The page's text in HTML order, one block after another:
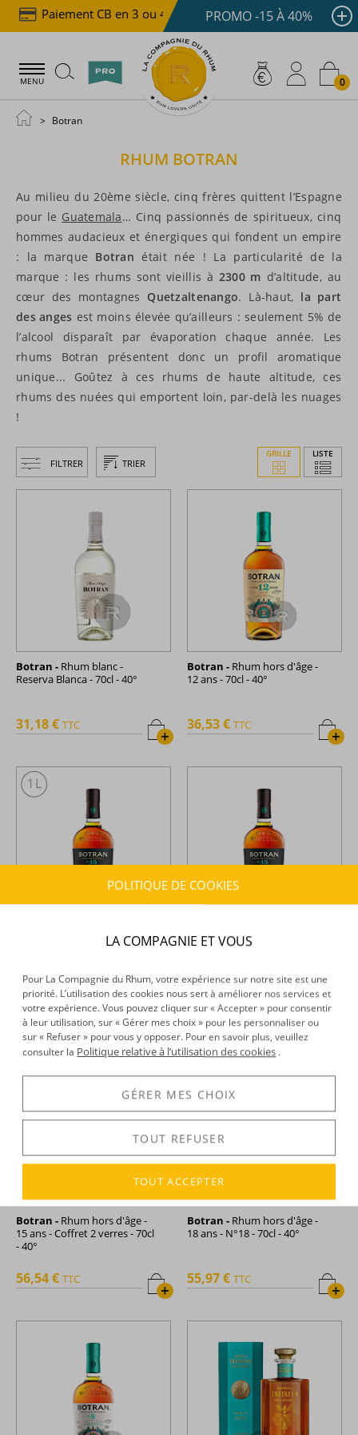
Paiement CB en 3 ou 4x dès 100 € Livraison
PROMO -15 À 40%
MENU 0
Botran
RHUM BOTRAN
Au milieu du 20ème siècle, cinq frères quittent l’Espagne
pour le Guatemala… Cinq passionnés de spiritueux, cinq
hommes audacieux et énergiques qui fondent un empire
: la marque Botran était née ! La particularité de la
marque : les rhums sont vieillis à 2300 m d’altitude, au
cœur des montagnes Quetzaltenango. Là-haut, la part
des anges est moins élevée qu’ailleurs : seulement 5% de
l’alcool disparaît par évaporation chaque année. Les
rhums Botran présentent donc un profil aromatique
unique... Goûtez à ces rhums de haute altitude, ces
rhums des nuées qui emportent loin, par-delà les nuages
!
FILTRER TRIER
GRILLE LISTE
Botran - Rhum blanc -
Reserva Blanca - 70cl - 40°
+
31,18 € TTC
Botran - Rhum hors d'âge -
12 ans - 70cl - 40°
+
36,53 € TTC
Rhum hors d'âge -
+
52,55 €TTC
Botran -Rhum hors d'âge -
38,90 €TTC
Botran - Rhum hors d'âge -
15 ans - Coffret 2 verres - 70cl
- 40°
+
56,54 € TTC
Botran - Rhum hors d'âge -
18 ans - N°18 - 70cl - 40°
+
55,97 € TTC
POLITIQUE DE COOKIES
LA COMPAGNIE ET VOUS
Pour La Compagnie du Rhum, votre expérience sur notre site est une
priorité. L’utilisation des cookies nous sert à améliorer nos services et
votre expérience. Vous pouvez cliquer sur « Accepter » pour consentir
à leur utilisation, sur « Gérer mes choix » pour les personnaliser ou
sur « Refuser » pour vous y opposer. Pour en savoir plus, veuillez
consulter la Politique relative à l’utilisation des cookies .
GÉRER MES CHOIX
TOUT REFUSER
TOUT ACCEPTER